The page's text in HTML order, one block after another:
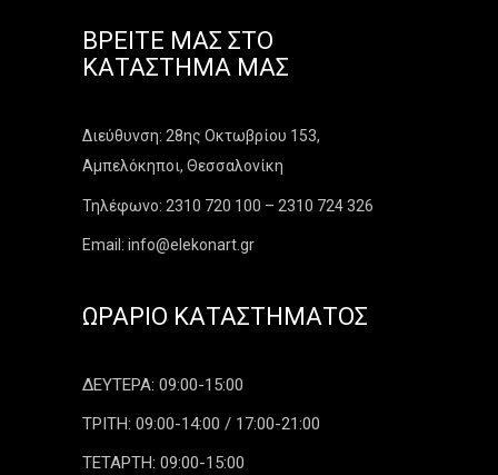
ΒΡΕΊΤΕ ΜΑΣ ΣΤΟ
ΚΑΤΆΣΤΗΜΑ ΜΑΣ
Διεύθυνση: 28ης Οκτωβρίου 153,
Αμπελόκηποι, Θεσσαλονίκη
Τηλέφωνο: 2310 720 100 – 2310 724 326
Email: info@elekonart.gr
ΩΡΆΡΙΟ ΚΑΤΑΣΤΉΜΑΤΟΣ
ΔΕΥΤΕΡΑ: 09:00-15:00
ΤΡΙΤΗ: 09:00-14:00 / 17:00-21:00
ΤΕΤΑΡΤΗ: 09:00-15:00